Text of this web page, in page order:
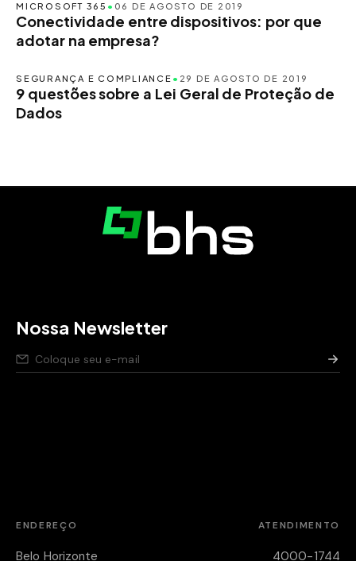
MICROSOFT 365 • 06 DE AGOSTO DE 2019
Conectividade entre dispositivos: por que
adotar na empresa?
SEGURANÇA E COMPLIANCE • 29 DE AGOSTO DE 2019
9 questões sobre a Lei Geral de Proteção de
Dados
Nossa Newsletter
ENDEREÇO
Belo Horizonte
ATENDIMENTO
4000-1744